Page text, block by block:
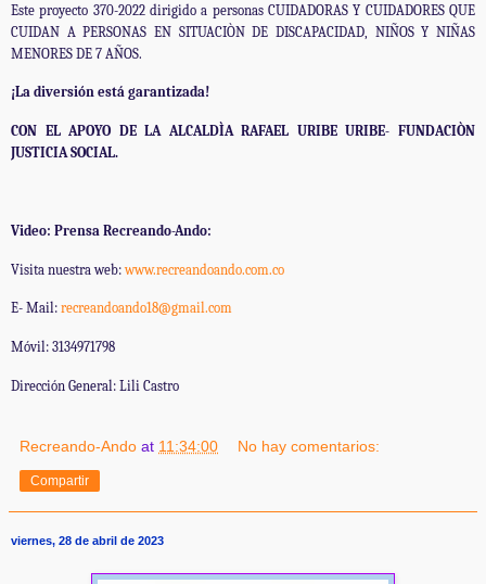
Este proyecto 370-2022 dirigido a personas CUIDADORAS Y CUIDADORES QUE
CUIDAN A PERSONAS EN SITUACIÒN DE DISCAPACIDAD, NIÑOS Y NIÑAS
MENORES DE 7 AÑOS.
¡La diversión está garantizada!
CON EL APOYO DE LA ALCALDÌA RAFAEL URIBE URIBE- FUNDACIÒN
JUSTICIA SOCIAL.
Video: Prensa Recreando-Ando:
Visita nuestra web:www.recreandoando.com.co
E- Mail: recreandoando18@gmail.com
Móvil: 3134971798
Dirección General: Lili Castro
Recreando-Ando at 11:34:00 No hay comentarios:
Compartir
viernes, 28 de abril de 2023